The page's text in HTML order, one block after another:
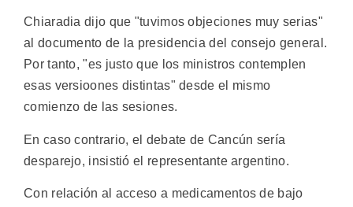
Chiaradia dijo que "tuvimos objeciones muy serias"
al documento de la presidencia del consejo general.
Por tanto, "es justo que los ministros contemplen
esas versioones distintas" desde el mismo
comienzo de las sesiones.
En caso contrario, el debate de Cancún sería
desparejo, insistió el representante argentino.
Con relación al acceso a medicamentos de bajo